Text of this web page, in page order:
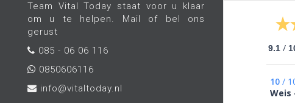
Team Vital Today staat voor u klaar
om u te helpen. Mail of bel ons
gerust
085 - 06 06 116
0850606116
info@vitaltoday.nl
9.1 /
10 /
Weis